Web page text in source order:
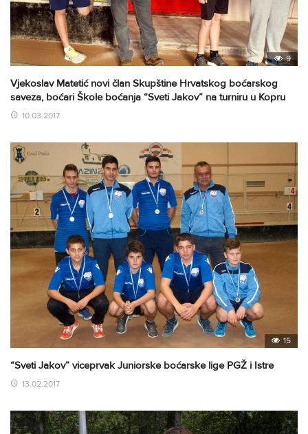
9
Vjekoslav Matetić novi član Skupštine Hrvatskog boćarskog
saveza, boćari Škole boćanja “Sveti Jakov” na turniru u Kopru
10.03.2017
15
“Sveti Jakov” viceprvak Juniorske boćarske lige PGŽ i Istre
13.02.2017